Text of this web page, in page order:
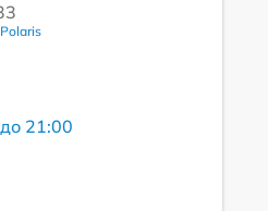
21:00